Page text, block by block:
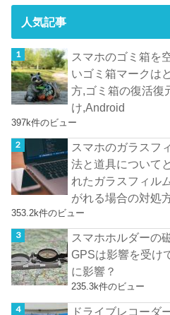
人気記事
スマホのゴミ箱を
いゴミ箱マークは
方,ゴミ箱の復活復
け,Android
397k件のビュー
スマホのガラスフ
法と道具について
れたガラスフィル
がれる場合の対処
353.2k件のビュー
スマホホルダーの
GPSは影響を受け
に影響？
235.3k件のビュー
ドライブレコーダ